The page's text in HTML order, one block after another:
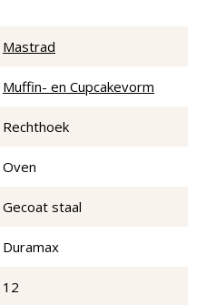
Mastrad
Muffin- en Cupcakevorm
Rechthoek
Oven
Gecoat staal
Duramax
12